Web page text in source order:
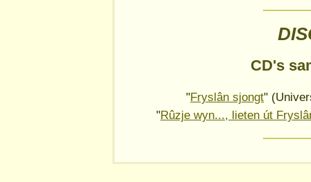
CD's
"Fryslân sjongt"
"Rûzje wyn..., lieten út